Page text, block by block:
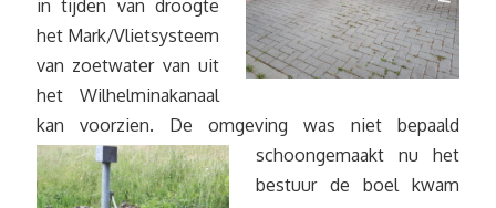
in tijden van droogte
het Mark/Vlietsysteem
van zoetwater van uit
het Wilhelminakanaal
kan voorzien. De omgeving was niet bepaald
schoongemaakt nu het
bestuur de boel kwam